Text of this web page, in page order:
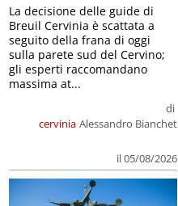
cervinia
di
Alessandro Bianchet
il 05/08/2026
La decisione delle guide di
Breuil Cervinia è scattata a
seguito della frana di oggi
sulla parete sud del Cervino;
gli esperti raccomandano
massima at...